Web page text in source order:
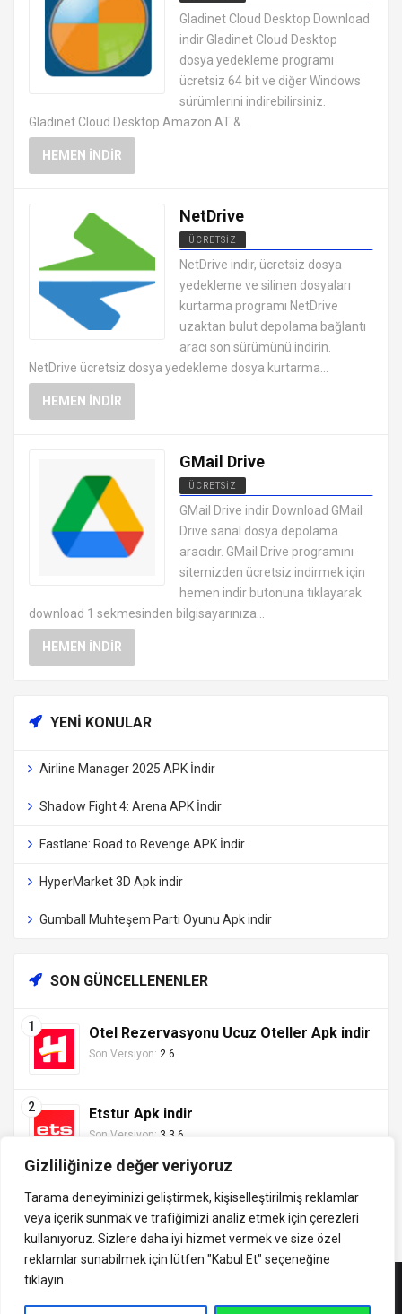
Gizliliğinize değer veriyoruz
Tarama deneyiminizi geliştirmek, kişiselleştirilmiş reklamlar
veya içerik sunmak ve trafiğimizi analiz etmek için çerezleri
kullanıyoruz. Sizlere daha iyi hizmet vermek ve size özel
reklamlar sunabilmek için lütfen "Kabul Et" seçeneğine
tıklayın.
SIKIŞTIRMA YEDEKLEME
PROGRAMLARI
Gladinet Cloud Desktop Download
indir Gladinet Cloud Desktop
dosya yedekleme programı
ücretsiz 64 bit ve diğer Windows
sürümlerini indirebilirsiniz.
Gladinet Cloud Desktop Amazon AT &...
HEMEN İNDIR
NetDrive
ÜCRETSIZ
SIKIŞTIRMA YEDEKLEME
PROGRAMLARI
NetDrive indir, ücretsiz dosya
yedekleme ve silinen dosyaları
kurtarma programı NetDrive
uzaktan bulut depolama bağlantı
aracı son sürümünü indirin.
NetDrive ücretsiz dosya yedekleme dosya kurtarma...
HEMEN İNDIR
GMail Drive
ÜCRETSIZ
SIKIŞTIRMA YEDEKLEME
PROGRAMLARI
GMail Drive indir Download GMail
Drive sanal dosya depolama
aracıdır. GMail Drive programını
sitemizden ücretsiz indirmek için
hemen indir butonuna tıklayarak
download 1 sekmesinden bilgisayarınıza...
HEMEN İNDIR
YENI KONULAR
Airline Manager 2025 APK İndir
Shadow Fight 4: Arena APK İndir
Fastlane: Road to Revenge APK İndir
HyperMarket 3D Apk indir
Gumball Muhteşem Parti Oyunu Apk indir
SON GÜNCELLENENLER
Otel Rezervasyonu Ucuz Oteller Apk indir
Son Versiyon: 2.6
Etstur Apk indir
Son Versiyon: 3.3.6
indirVip.com, en güvenilir ve hızlı APK indirme platformudur! En
popüler Android oyunları, uygulamaları, müzik, video ve eğitim
APK'larını güvenli ve ücretsiz indirin. Güncel sürümler, mod